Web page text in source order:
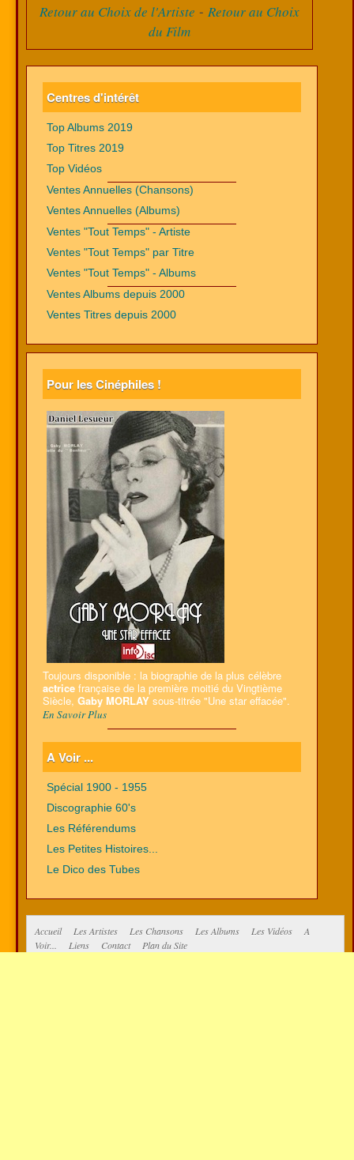
Retour au Choix de l'Artiste - Retour au Choix
du Film
Centres d'intérêt
Top Albums 2019
Top Titres 2019
Top Vidéos
Ventes Annuelles (Chansons)
Ventes Annuelles (Albums)
Ventes "Tout Temps" - Artiste
Ventes "Tout Temps" par Titre
Ventes "Tout Temps" - Albums
Ventes Albums depuis 2000
Ventes Titres depuis 2000
Pour les Cinéphiles !
Toujours disponible : la biographie de la plus célèbre
actrice française de la première moitié du Vingtième
Siècle, Gaby MORLAY sous-titrée "Une star effacée".
En Savoir Plus
A Voir ...
Spécial 1900 - 1955
Discographie 60's
Les Référendums
Les Petites Histoires...
Le Dico des Tubes
Accueil Les Artistes Les Chansons Les Albums Les Vidéos
A
Voir...
Liens Contact Plan du Site